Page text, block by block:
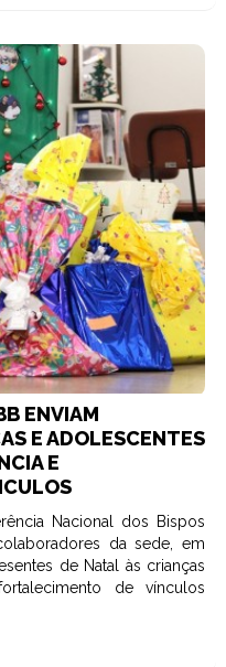
ENVIAM
E ADOLESCENTES
E
Nacional dos Bispos
da sede, em
de Natal às crianças
de vínculos